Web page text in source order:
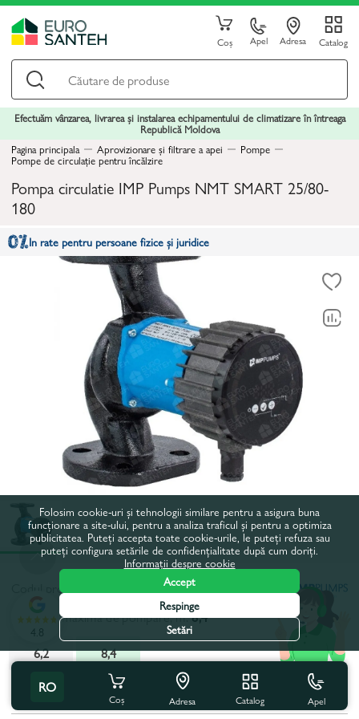
Coș Apel Adresa Catalog
Efectuăm vânzarea, livrarea și instalarea echipamentului de climatizare în întreaga
Republică Moldova
Pagina principala
Aprovizionare și filtrare a apei Pompe
Pompe de circulație pentru încălzire
Pompa circulatie IMP Pumps NMT SMART 25/80-
180
In rate pentru persoane fizice și juridice
Codul produsului:
Inaltimea maxima de pompare, m:8,4
6,2
8,4
Toate caracteristicile
RO
Coș Adresa Catalog Apel
4.8
Folosim cookie-uri și tehnologii similare pentru a asigura buna
funcționare a site-ului, pentru a analiza traficul și pentru a optimiza
publicitatea. Puteți accepta toate cookie-urile, le puteți refuza sau
puteți configura setările de confidențialitate după cum doriți.
Informații despre cookie
Accept
Respinge
Setări